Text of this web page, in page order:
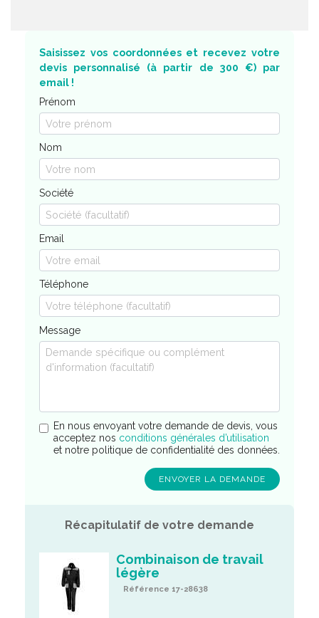
Saisissez vos coordonnées et recevez votre
devis personnalisé (à partir de 300 €) par
email !
Prénom
Nom
Société
Email
Téléphone
Message
En nous envoyant votre demande de devis, vous
acceptez nos conditions générales d’utilisation
et notre politique de confidentialité des données.
Récapitulatif de votre demande
Combinaison de travail
légère
Référence 17-28638